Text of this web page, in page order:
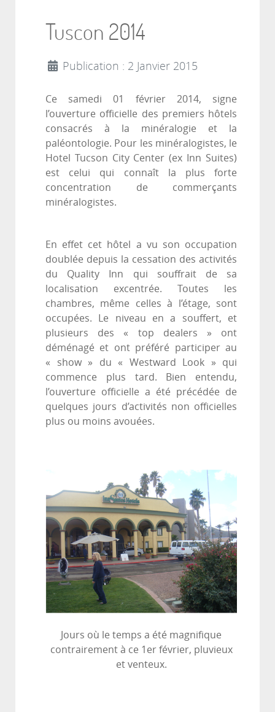
Tuscon 2014
Publication : 2 Janvier 2015
Ce samedi 01 février 2014, signe
l’ouverture officielle des premiers hôtels
consacrés à la minéralogie et la
paléontologie. Pour les minéralogistes, le
Hotel Tucson City Center (ex Inn Suites)
est celui qui connaît la plus forte
concentration de commerçants
minéralogistes.
En effet cet hôtel a vu son occupation
doublée depuis la cessation des activités
du Quality Inn qui souffrait de sa
localisation excentrée. Toutes les
chambres, même celles à l’étage, sont
occupées. Le niveau en a souffert, et
plusieurs des « top dealers » ont
déménagé et ont préféré participer au
« show » du « Westward Look » qui
commence plus tard. Bien entendu,
l’ouverture officielle a été précédée de
quelques jours d’activités non officielles
plus ou moins avouées.
Jours où le temps a été magnifique
contrairement à ce 1er février, pluvieux
et venteux.